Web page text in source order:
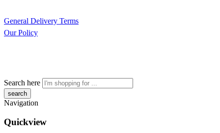
General Delivery Terms
Our Policy
Search here
Navigation
Quickview